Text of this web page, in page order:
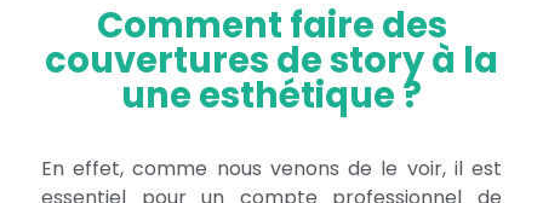
Comment faire des
couvertures de story à la
une esthétique ?
En effet, comme nous venons de le voir, il est